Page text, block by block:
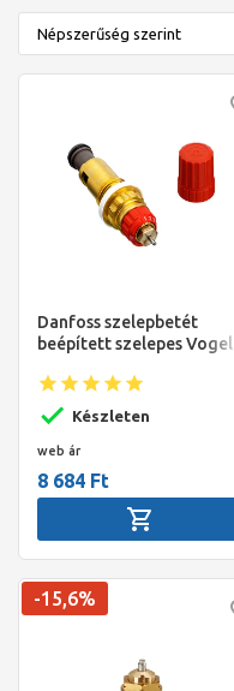
Danfoss szelepbetét
beépített szelepes Vogel
1/2" A ( 013G0360)
Készleten
web ár
8 684 Ft
-15,6%